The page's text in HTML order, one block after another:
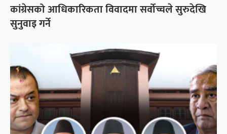
कांग्रेसको आधिकारिकता विवादमा सर्वोच्चले सुरुदेखि
सुनुवाइ गर्ने